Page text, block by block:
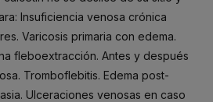
Insuficiencia venosa crónica
Varicosis primaria con edema.
fleboextracción. Antes y después
Tromboflebitis. Edema post-
Ulceraciones venosas en caso